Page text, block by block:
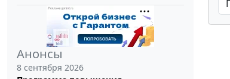
Анонсы
8 сентября 2026